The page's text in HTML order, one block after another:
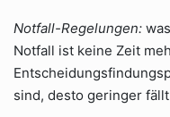
Notfall-Regelungen:
Notfall ist keine Zeit
sind, desto geringer